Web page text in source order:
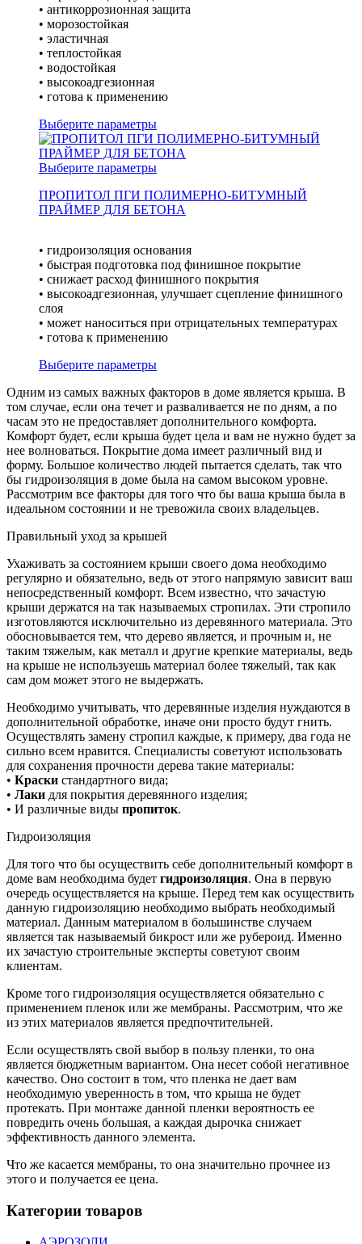
• антикоррозионная защита
• морозостойкая
• эластичная
• теплостойкая
• водостойкая
• высокоадгезионная
• готова к применению
Выберите параметры
Выберите параметры
ПРОПИТОЛ ПГИ ПОЛИМЕРНО-БИТУМНЫЙ
ПРАЙМЕР ДЛЯ БЕТОНА
• гидроизоляция основания
• быстрая подготовка под финишное покрытие
• снижает расход финишного покрытия
• высокоадгезионная, улучшает сцепление финишного
слоя
• может наноситься при отрицательных температурах
• готова к применению
Выберите параметры
Одним из самых важных факторов в доме является крыша. В
том случае, если она течет и разваливается не по дням, а по
часам это не предоставляет дополнительного комфорта.
Комфорт будет, если крыша будет цела и вам не нужно будет за
нее волноваться. Покрытие дома имеет различный вид и
форму. Большое количество людей пытается сделать, так что
бы гидроизоляция в доме была на самом высоком уровне.
Рассмотрим все факторы для того что бы ваша крыша была в
идеальном состоянии и не тревожила своих владельцев.
Правильный уход за крышей
Ухаживать за состоянием крыши своего дома необходимо
регулярно и обязательно, ведь от этого напрямую зависит ваш
непосредственный комфорт. Всем известно, что зачастую
крыши держатся на так называемых стропилах. Эти стропило
изготовляются исключительно из деревянного материала. Это
обосновывается тем, что дерево является, и прочным и, не
таким тяжелым, как металл и другие крепкие материалы, ведь
на крыше не используешь материал более тяжелый, так как
сам дом может этого не выдержать.
Необходимо учитывать, что деревянные изделия нуждаются в
дополнительной обработке, иначе они просто будут гнить.
Осуществлять замену стропил каждые, к примеру, два года не
сильно всем нравится. Специалисты советуют использовать
для сохранения прочности дерева такие материалы:
• Краски стандартного вида;
• Лаки для покрытия деревянного изделия;
• И различные виды пропиток.
Гидроизоляция
Для того что бы осуществить себе дополнительный комфорт в
доме вам необходима будет гидроизоляция. Она в первую
очередь осуществляется на крыше. Перед тем как осуществить
данную гидроизоляцию необходимо выбрать необходимый
материал. Данным материалом в большинстве случаем
является так называемый бикрост или же рубероид. Именно
их зачастую строительные эксперты советуют своим
клиентам.
Кроме того гидроизоляция осуществляется обязательно с
применением пленок или же мембраны. Рассмотрим, что же
из этих материалов является предпочтительней.
Если осуществлять свой выбор в пользу пленки, то она
является бюджетным вариантом. Она несет собой негативное
качество. Оно состоит в том, что пленка не дает вам
необходимую уверенность в том, что крыша не будет
протекать. При монтаже данной пленки вероятность ее
повредить очень большая, а каждая дырочка снижает
эффективность данного элемента.
Что же касается мембраны, то она значительно прочнее из
этого и получается ее цена.
Категории товаров